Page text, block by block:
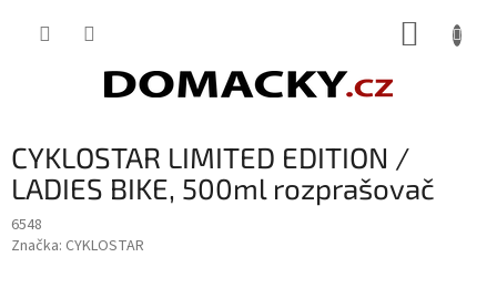
CYKLOSTAR LIMITED EDITION /
LADIES BIKE, 500ml rozprašovač
6548
Značka: CYKLOSTAR